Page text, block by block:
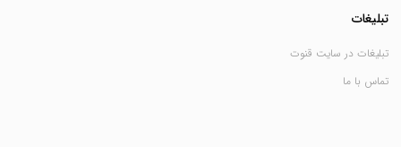
تبلیغات
تبلیغات در سایت قنوت
تماس با ما